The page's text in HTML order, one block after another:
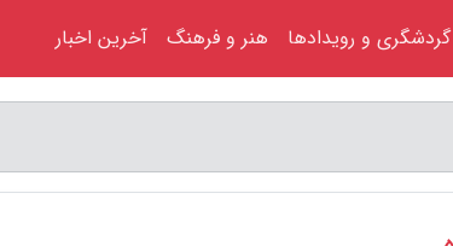
گردشگری و رویدادها هنر و فرهنگ آخرین اخبار